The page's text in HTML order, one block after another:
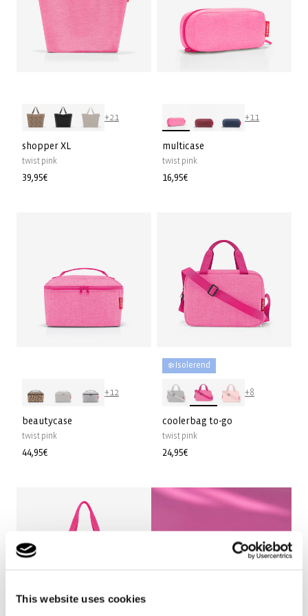
This website uses cookies
+21
shopper XL
twist pink
Normale
39,95€
+11
multicase
twist pink
Normale
16,95€
+12
beautycase
twist pink
Normale
44,95€
❄️ Isolerend
+8
coolerbag to-go
twist pink
Normale
24,95€